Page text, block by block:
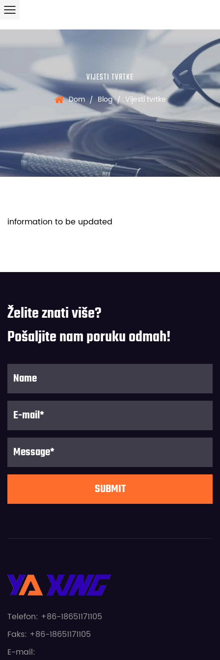
VIJESTI TVRTKE
Dom / Blog / Vijesti tvrtke
information to be updated
Želite znati više?
Pošaljite nam poruku odmah!
Telefon: +86-18651171105
Faks: +86-18651171105
E-mail: